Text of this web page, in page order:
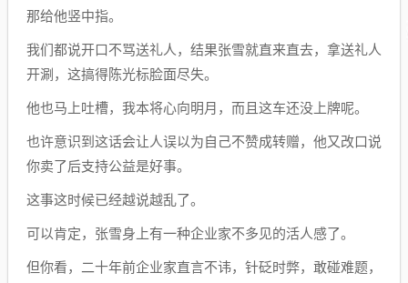
那给他竖中指。
我们都说开口不骂送礼人，结果张雪就直来直去，拿送礼人
开涮，这搞得陈光标脸面尽失。
他也马上吐槽，我本将心向明月，而且这车还没上牌呢。
也许意识到这话会让人误以为自己不赞成转赠，他又改口说
你卖了后支持公益是好事。
这事这时候已经越说越乱了。
可以肯定，张雪身上有一种企业家不多见的活人感了。
但你看，二十年前企业家直言不讳，针砭时弊，敢碰难题，